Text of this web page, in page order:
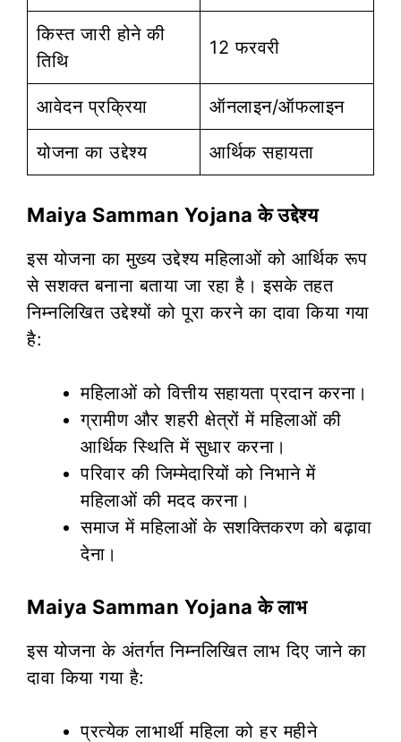
किस्त जारी होने की
तिथि
12 फरवरी
आवेदन प्रक्रिया ऑनलाइन/ऑफलाइन
योजना का उद्देश्य आर्थिक सहायता
Maiya Samman Yojana के उद्देश्य
इस योजना का मुख्य उद्देश्य महिलाओं को आर्थिक रूप
से सशक्त बनाना बताया जा रहा है। इसके तहत
निम्नलिखित उद्देश्यों को पूरा करने का दावा किया गया
है:
महिलाओं को वित्तीय सहायता प्रदान करना।
ग्रामीण और शहरी क्षेत्रों में महिलाओं की
आर्थिक स्थिति में सुधार करना।
परिवार की जिम्मेदारियों को निभाने में
महिलाओं की मदद करना।
समाज में महिलाओं के सशक्तिकरण को बढ़ावा
देना।
Maiya Samman Yojana के लाभ
इस योजना के अंतर्गत निम्नलिखित लाभ दिए जाने का
दावा किया गया है:
प्रत्येक लाभार्थी महिला को हर महीने